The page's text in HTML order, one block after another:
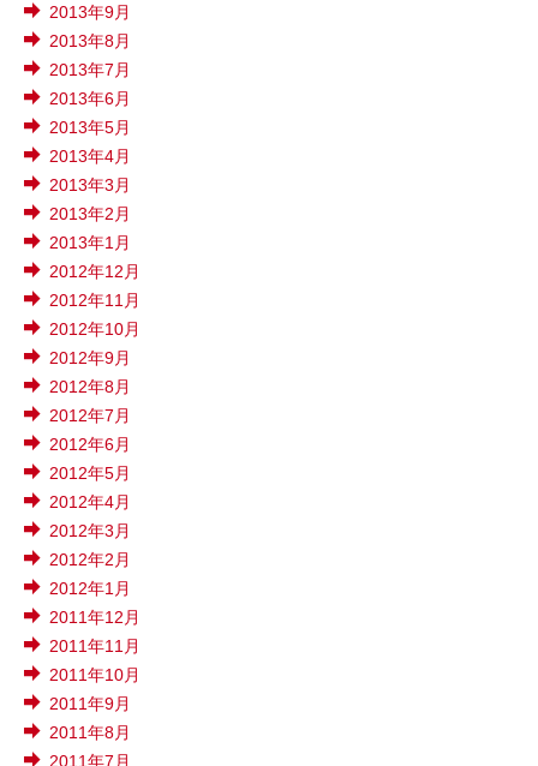
2013年9月
2013年8月
2013年7月
2013年6月
2013年5月
2013年4月
2013年3月
2013年2月
2013年1月
2012年12月
2012年11月
2012年10月
2012年9月
2012年8月
2012年7月
2012年6月
2012年5月
2012年4月
2012年3月
2012年2月
2012年1月
2011年12月
2011年11月
2011年10月
2011年9月
2011年8月
2011年7月